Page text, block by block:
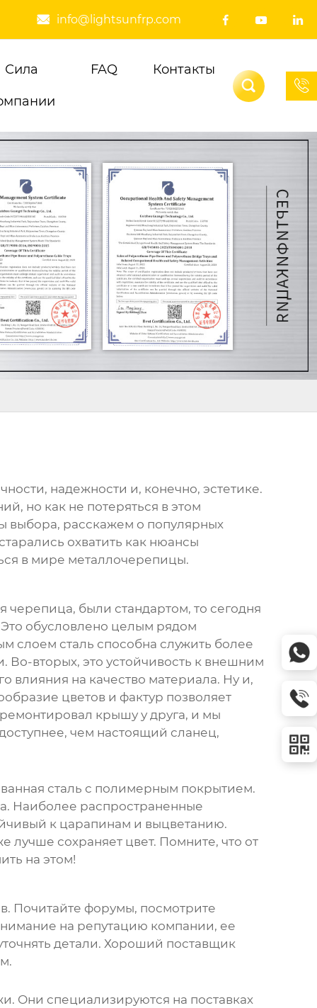
 info@lightsunfrp.com   
Сила FAQ
Контакты


надежности и, конечно, эстетике.
но как не потеряться в этом
выбора, расскажем о популярных
охватить как нюансы
в мире металлочерепицы.
были стандартом, то сегодня
Это обусловлено целым рядом
слоем сталь способна служить более
Во-вторых, это устойчивость к внешним
влияния на качество материала. Ну и,
цветов и фактур позволяет
крышу у друга, и мы
чем настоящий сланец,
сталь с полимерным покрытием.
Наиболее распространенные
к царапинам и выцветанию.
лучше сохраняет цвет. Помните, что от
на этом!
Почитайте форумы, посмотрите
на репутацию компании, ее
детали. Хороший поставщик
Они специализируются на поставках